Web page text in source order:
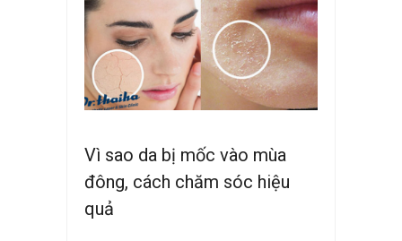
Vì sao da bị mốc vào mùa
đông, cách chăm sóc hiệu
quả